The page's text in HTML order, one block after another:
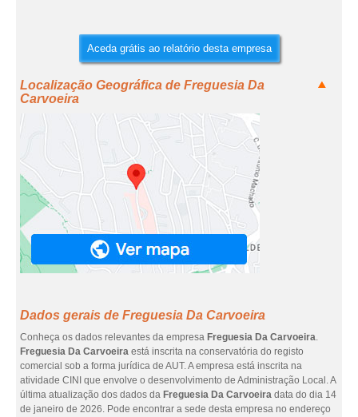
Aceda grátis ao relatório desta empresa
Localização Geográfica de Freguesia Da
Carvoeira
Dados gerais de Freguesia Da Carvoeira
Conheça os dados relevantes da empresa Freguesia Da Carvoeira.
Freguesia Da Carvoeira está inscrita na conservatória do registo
comercial sob a forma jurídica de AUT. A empresa está inscrita na
atividade CINI que envolve o desenvolvimento de Administração Local. A
última atualização dos dados da Freguesia Da Carvoeira data do dia 14
de janeiro de 2026. Pode encontrar a sede desta empresa no endereço